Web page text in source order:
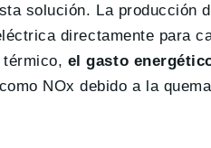
solución. La producción
directamente para
el gasto
NOx debido a la